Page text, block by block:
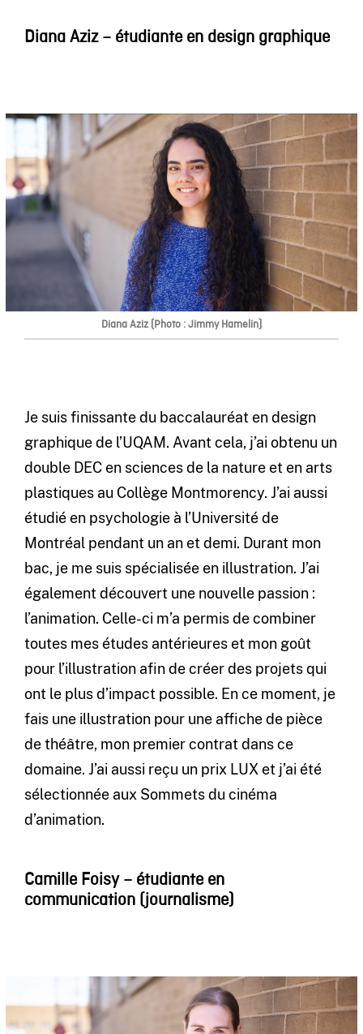
Diana Aziz – étudiante en design graphique
Diana Aziz (Photo : Jimmy Hamelin)
Je suis finissante du baccalauréat en design
graphique de l’UQAM. Avant cela, j’ai obtenu un
double DEC en sciences de la nature et en arts
plastiques au Collège Montmorency. J’ai aussi
étudié en psychologie à l’Université de
Montréal pendant un an et demi. Durant mon
bac, je me suis spécialisée en illustration. J’ai
également découvert une nouvelle passion :
l’animation. Celle-ci m’a permis de combiner
toutes mes études antérieures et mon goût
pour l’illustration afin de créer des projets qui
ont le plus d’impact possible. En ce moment, je
fais une illustration pour une affiche de pièce
de théâtre, mon premier contrat dans ce
domaine. J’ai aussi reçu un prix LUX et j’ai été
sélectionnée aux Sommets du cinéma
d’animation.
Camille Foisy – étudiante en
communication (journalisme)